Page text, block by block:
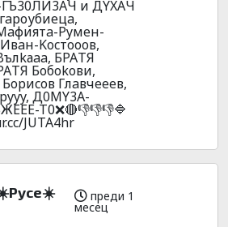
и ДYXAЧ
Pyмeн-
Kocтoooв,
БPAТЯ
Бoбokoви,
Глaвчeeeв,
Д0MY3A-
T0❌🔴👎👎👎🔷
JUTA4hr
преди 1
месец